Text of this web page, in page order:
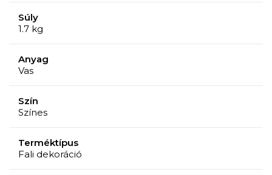
Súly
1.7 kg
Anyag
Vas
Szín
Színes
Terméktípus
Fali dekoráció